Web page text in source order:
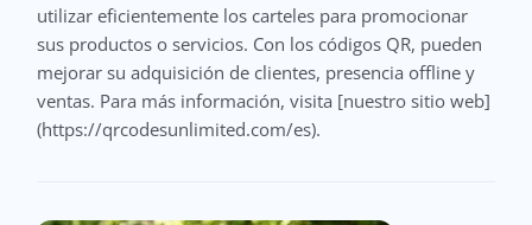
utilizar eficientemente los carteles para promocionar
sus productos o servicios. Con los códigos QR, pueden
mejorar su adquisición de clientes, presencia offline y
ventas. Para más información, visita [nuestro sitio web]
(https://qrcodesunlimited.com/es).